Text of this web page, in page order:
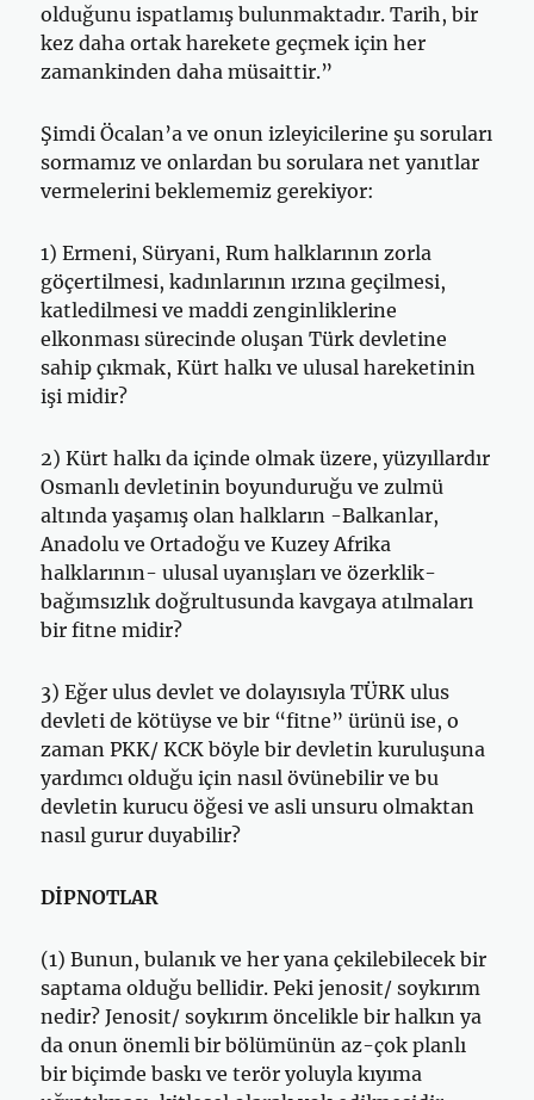
olduğunu ispatlamış bulunmaktadır. Tarih, bir
kez daha ortak harekete geçmek için her
zamankinden daha müsaittir.”
Şimdi Öcalan’a ve onun izleyicilerine şu soruları
sormamız ve onlardan bu sorulara net yanıtlar
vermelerini beklememiz gerekiyor:
1) Ermeni, Süryani, Rum halklarının zorla
göçertilmesi, kadınlarının ırzına geçilmesi,
katledilmesi ve maddi zenginliklerine
elkonması sürecinde oluşan Türk devletine
sahip çıkmak, Kürt halkı ve ulusal hareketinin
işi midir?
2) Kürt halkı da içinde olmak üzere, yüzyıllardır
Osmanlı devletinin boyunduruğu ve zulmü
altında yaşamış olan halkların -Balkanlar,
Anadolu ve Ortadoğu ve Kuzey Afrika
halklarının- ulusal uyanışları ve özerklik-
bağımsızlık doğrultusunda kavgaya atılmaları
bir fitne midir?
3) Eğer ulus devlet ve dolayısıyla TÜRK ulus
devleti de kötüyse ve bir “fitne” ürünü ise, o
zaman PKK/ KCK böyle bir devletin kuruluşuna
yardımcı olduğu için nasıl övünebilir ve bu
devletin kurucu öğesi ve asli unsuru olmaktan
nasıl gurur duyabilir?
DİPNOTLAR
(1) Bunun, bulanık ve her yana çekilebilecek bir
saptama olduğu bellidir. Peki jenosit/ soykırım
nedir? Jenosit/ soykırım öncelikle bir halkın ya
da onun önemli bir bölümünün az-çok planlı
bir biçimde baskı ve terör yoluyla kıyıma